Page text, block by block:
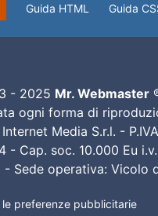
Guida HTML Guida
- 2025 Mr. Webmaster
ogni forma di
Internet Media S.r.l. -
- Cap. soc. 10.000 Eu
- Sede operativa: Vicolo
le preferenze pubblicitarie